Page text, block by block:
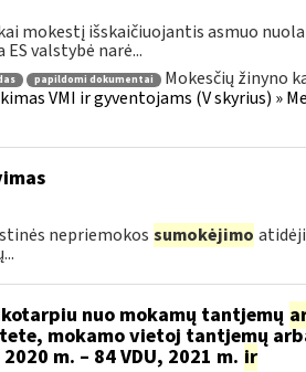
mokestį išskaičiuojantis asmuo
valstybė narė...
papildomi dokumentai Mokesčių žinyno
VMI ir gyventojams (V skyrius) »
nepriemokos sumokėjimo
nuo mokamų tantjemų
mokamo vietoj tantjemų
m. – 84 VDU, 2021 m. ir